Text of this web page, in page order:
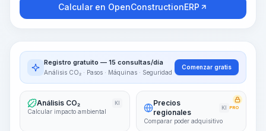
Calcular en OpenConstructionERP
Registro gratuito — 15 consultas/día
Análisis CO₂ · Pasos · Máquinas · Seguridad
Comenzar gratis
Análisis CO₂ KI
Calcular impacto ambiental
Precios
regionales
KI PRO
Comparar poder adquisitivo